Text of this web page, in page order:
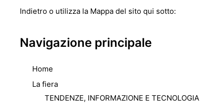
Indietro o utilizza la Mappa del sito qui sotto:
Navigazione principale
Home
La fiera
TENDENZE, INFORMAZIONE E TECNOLOGIA